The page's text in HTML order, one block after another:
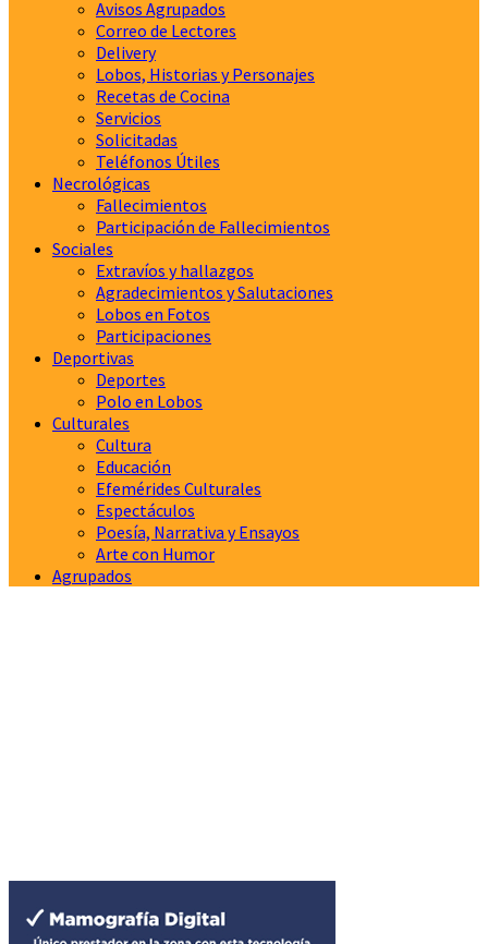
Avisos Agrupados
Correo de Lectores
Delivery
Lobos, Historias y Personajes
Recetas de Cocina
Servicios
Solicitadas
Teléfonos Útiles
Necrológicas
Fallecimientos
Participación de Fallecimientos
Sociales
Extravíos y hallazgos
Agradecimientos y Salutaciones
Lobos en Fotos
Participaciones
Deportivas
Deportes
Polo en Lobos
Culturales
Cultura
Educación
Efemérides Culturales
Espectáculos
Poesía, Narrativa y Ensayos
Arte con Humor
Agrupados